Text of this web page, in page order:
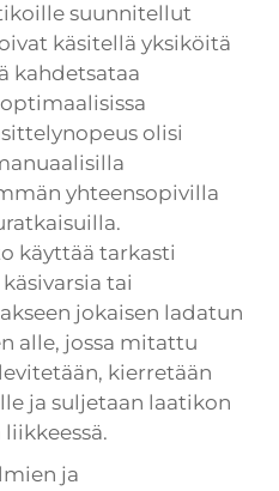
suunnitellut
käsitellä yksiköitä
kahdetsataa
olisi
yhteensopivilla
käyttää tarkasti
tai
jokaisen ladatun
alle, jossa mitattu
kierretään
ja suljetaan laatikon
ja